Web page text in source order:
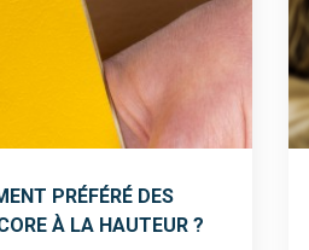
PRÉFÉRÉ DES
À LA HAUTEUR ?